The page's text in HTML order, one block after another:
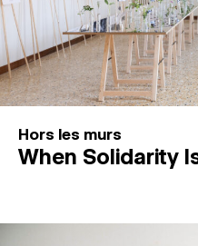
Hors les murs
When Solidarity